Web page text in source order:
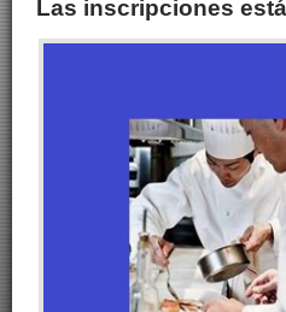
Las inscripciones